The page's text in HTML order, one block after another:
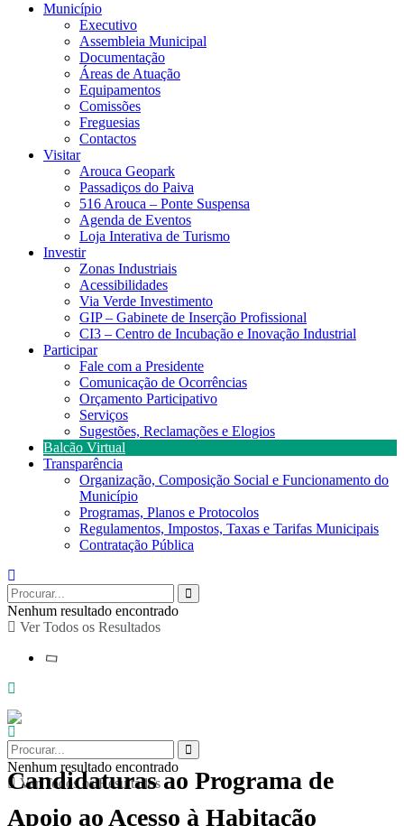
Município
Executivo
Assembleia Municipal
Documentação
Áreas de Atuação
Equipamentos
Comissões
Freguesias
Contactos
Visitar
Arouca Geopark
Passadiços do Paiva
516 Arouca – Ponte Suspensa
Agenda de Eventos
Loja Interativa de Turismo
Investir
Zonas Industriais
Acessibilidades
Via Verde Investimento
GIP – Gabinete de Inserção Profissional
CI3 – Centro de Incubação e Inovação Industrial
Participar
Fale com a Presidente
Comunicação de Ocorrências
Orçamento Participativo
Serviços
Sugestões, Reclamações e Elogios
Balcão Virtual
Transparência
Organização, Composição Social e Funcionamento do
Município
Programas, Planos e Protocolos
Regulamentos, Impostos, Taxas e Tarifas Municipais
Contratação Pública
Nenhum resultado encontrado
Ver Todos os Resultados
Nenhum resultado encontrado
Ver Todos os Resultados
Candidaturas ao Programa de
Apoio ao Acesso à Habitação